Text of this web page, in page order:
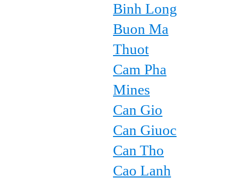
Binh Long
Buon Ma
Thuot
Cam Pha
Mines
Can Gio
Can Giuoc
Can Tho
Cao Lanh